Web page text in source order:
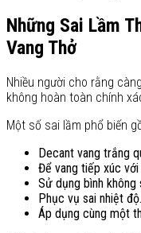
Những Sai Lầm
Vang Thở
Nhiều người cho rằng
không hoàn toàn chính
Một số sai lầm phổ biến
Decant vang trắng
Để vang tiếp xúc với
Sử dụng bình không
Phục vụ sai nhiệt độ.
Áp dụng cùng một